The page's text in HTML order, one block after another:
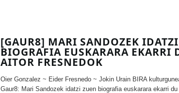
[GAUR8] MARI SANDOZEK
BIOGRAFIA EUSKARARA EKARRI
AITOR FRESNEDOK
Oier Gonzalez ~ Eider Fresnedo ~ Jokin Urain BIRA
Gaur8: Mari Sandozek idatzi zuen biografia euskarara ekarri du